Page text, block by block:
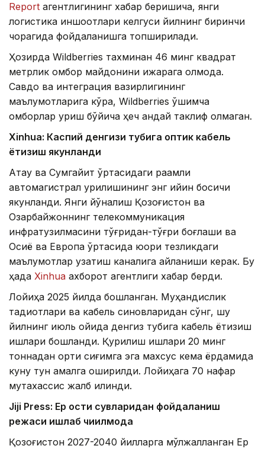
Report агентлигининг хабар беришича, янги
логистика иншоотлари келгуси йилнинг биринчи
чорагида фойдаланишга топширилади.
Ҳозирда Wildberries тахминан 46 минг квадрат
метрлик омбор майдонини ижарага олмоқда.
Савдо ва интеграция вазирлигининг
маълумотларига кўра, Wildberries қўшимча
омборлар қуриш бўйича ҳеч қандай таклиф олмаган.
Xinhuа: Каспий денгизи тубига оптик кабель
ётқизиш якунланди
Ақтау ва Сумгайит ўртасидаги рақамли
автомагистрал қурилишининг энг қийин босқичи
якунланди. Янги йўналиш Қозоғистон ва
Озарбайжоннинг телекоммуникация
инфратузилмасини тўғридан-тўғри боғлаши ва
Осиё ва Европа ўртасида юқори тезликдаги
маълумотлар узатиш каналига айланиши керак. Бу
ҳақда Xinhua ахборот агентлиги хабар берди.
Лойиҳа 2025 йилда бошланган. Муҳандислик
тадқиқотлари ва кабель синовларидан сўнг, шу
йилнинг июль ойида денгиз тубига кабель ётқизиш
ишлари бошланди. Қурилиш ишлари 20 минг
тоннадан ортиқ сиғимга эга махсус кема ёрдамида
куну тун амалга оширилди. Лойиҳага 70 нафар
мутахассис жалб қилинди.
Jiji Press: Ер ости сувларидан фойдаланиш
режаси ишлаб чиқилмоқда
Қозоғистон 2027-2040 йилларга мўлжалланган Ер